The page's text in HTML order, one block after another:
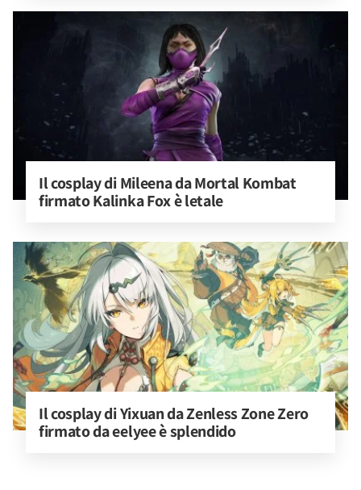
Il cosplay di Mileena da Mortal Kombat
firmato Kalinka Fox è letale
Il cosplay di Yixuan da Zenless Zone Zero
firmato da eelyee è splendido